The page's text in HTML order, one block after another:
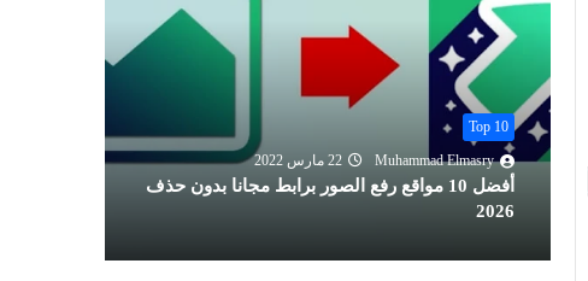
Top 10
Muhammad Elmasry
22 مارس 2022
أفضل 10 مواقع رفع الصور برابط مجانا بدون حذف
2026